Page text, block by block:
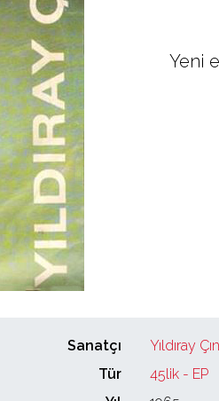
Yeni
Sanatçı
Yıldıray
Tür
45lik - EP